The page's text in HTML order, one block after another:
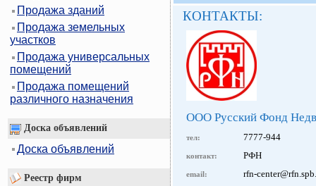
Продажа зданий
Продажа земельных
участков
Продажа универсальных
помещений
Продажа помещений
различного назначения
Доска объявлений
Доска объявлений
Реестр фирм
КОНТАКТЫ:
ООО Русский Фонд
тел: 7777-944
контакт: РФН
email: rfn-